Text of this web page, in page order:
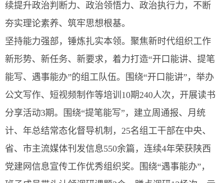
续提升政治判断力、政治领悟力、政治执行力，不断
夯实理论素养、筑牢思想根基。
坚持能力强部，锤炼扎实本领。聚焦新时代组织工作
新形势、新任务、新要求，着力打造“开口能讲、提笔
能写、遇事能办”的组工队伍。围绕“开口能讲”，举办
公文写作、短视频制作等培训10期240人次，开展读书
分享活动3期。围绕“提笔能写”，建立周通报、月统
计、年总结常态化督导机制，25名组工干部在中央、
省、市主流媒体刊发信息550余篇，连续4年荣获陕西
党建网信息宣传工作优秀组织奖。围绕“遇事能办”，